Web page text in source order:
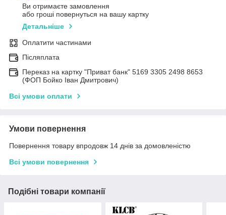
Ви отримаєте замовлення
або гроші повернуться на вашу картку
Детальніше
Оплатити частинами
Післяплата
Переказ на картку "Приват банк" 5169 3305 2498 8653
(ФОП Бойко Іван Дмитрович)
Всі умови оплати
Умови повернення
Повернення товару впродовж 14 днів за домовленістю
Всі умови повернення
Подібні товари компанії